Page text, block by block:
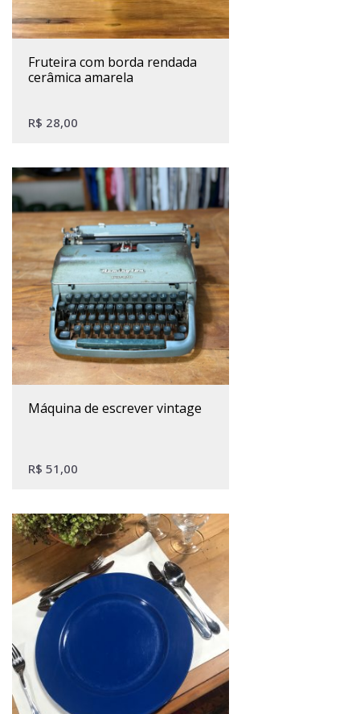
fruteira com borda rendada
cerâmica amarela
R$ 28,00
máquina de escrever vintage
R$ 51,00